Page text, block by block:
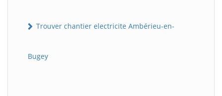
Trouver chantier electricite Ambérieu-en-
Bugey